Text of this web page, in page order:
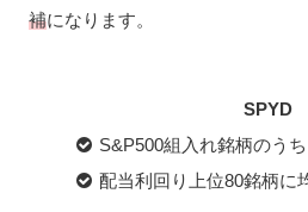
補になります。
SPYD
S&P500組入れ銘柄のうち
配当利回り上位80銘柄に